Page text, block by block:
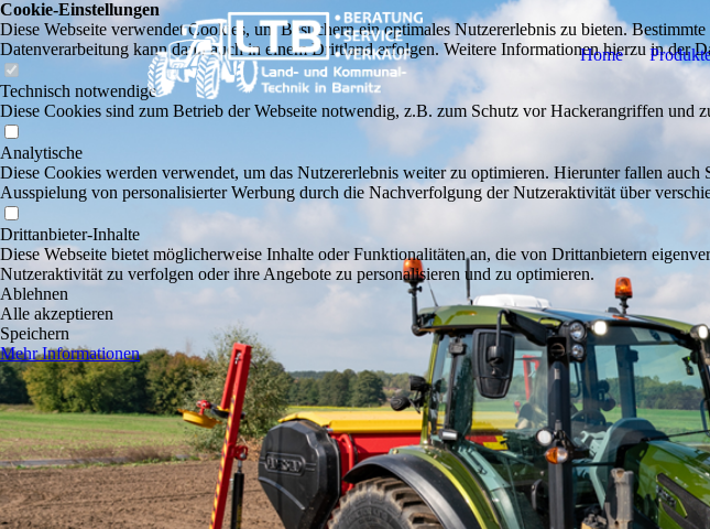
Home
Cookie-Einstellungen
Diese Webseite verwendet Cookies, um Besuchern ein optimales Nutzererlebnis zu bieten.
Datenverarbeitung kann dann auch in einem Drittland erfolgen. Weitere Informationen hierzu in der
Technisch notwendige
Diese Cookies sind zum Betrieb der Webseite notwendig, z.B. zum Schutz vor Hackerangriffen und
Analytische
Diese Cookies werden verwendet, um das Nutzererlebnis weiter zu optimieren. Hierunter fallen
Ausspielung von personalisierter Werbung durch die Nachverfolgung der Nutzeraktivität über
Drittanbieter-Inhalte
Diese Webseite bietet möglicherweise Inhalte oder Funktionalitäten an, die von Drittanbietern
Nutzeraktivität zu verfolgen oder ihre Angebote zu personalisieren und zu optimieren.
Ablehnen
Alle akzeptieren
Speichern
Mehr Informationen